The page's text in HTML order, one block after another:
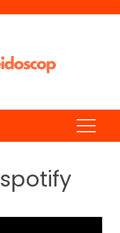
spotify